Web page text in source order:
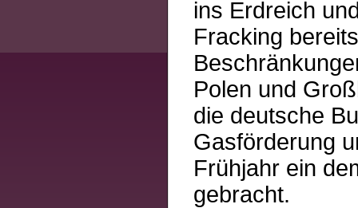
ins Erdreich
Fracking
Polen und
die deutsche
Gasförderung
Frühjahr ein
gebracht.